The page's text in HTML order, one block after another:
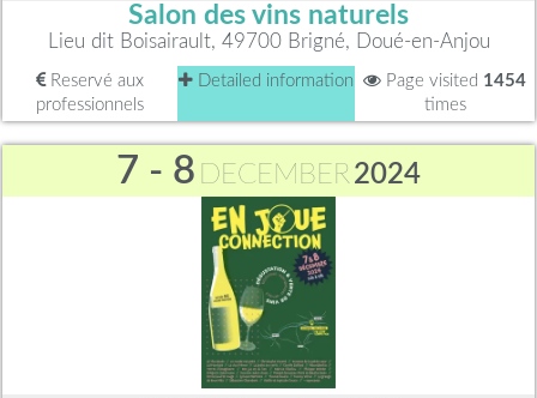
Salon des vins naturels
Lieu dit Boisairault, 49700 Brigné, Doué-en-Anjou
Reservé aux
professionnels
Detailed information Page visited 1454
times
7 - 8 DECEMBER2024